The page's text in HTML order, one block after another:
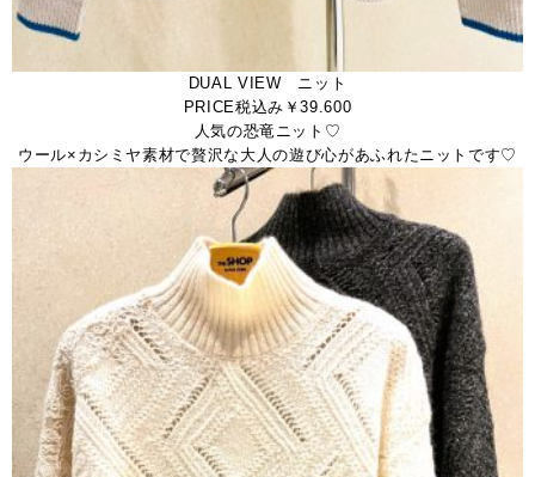
DUAL VIEW ニット
PRICE税込み￥39.600
人気の恐竜ニット♡
ウール×カシミヤ素材で贅沢な大人の遊び心があふれたニットです♡